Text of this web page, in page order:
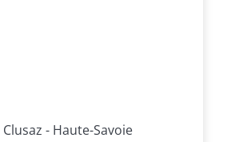
Clusaz - Haute-Savoie